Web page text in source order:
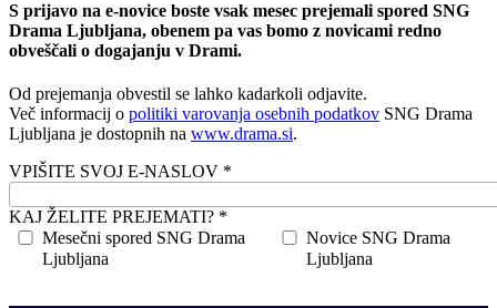
S prijavo na e-novice boste vsak mesec prejemali spored SNG
Drama Ljubljana, obenem pa vas bomo z novicami redno
obveščali o dogajanju v Drami.
Od prejemanja obvestil se lahko kadarkoli odjavite.
Več informacij o politiki varovanja osebnih podatkov SNG Drama
Ljubljana je dostopnih na www.drama.si.
VPIŠITE SVOJ E-NASLOV *
KAJ ŽELITE PREJEMATI? *
Mesečni spored SNG Drama
Ljubljana
Novice SNG Drama
Ljubljana